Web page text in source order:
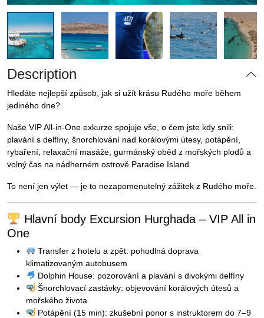
Description
Hledáte nejlepší způsob, jak si užít krásu Rudého moře během
jediného dne?
Naše VIP All-in-One exkurze spojuje vše, o čem jste kdy snili:
plavání s delfíny, šnorchlování nad korálovými útesy, potápění,
rybaření, relaxační masáže, gurmánský oběd z mořských plodů a
volný čas na nádherném ostrově Paradise Island.
To není jen výlet — je to nezapomenutelný zážitek z Rudého moře.
Hlavní body Excursion Hurghada – VIP All in
One
Transfer z hotelu a zpět: pohodlná doprava
klimatizovaným autobusem
Dolphin House: pozorování a plavání s divokými delfíny
Šnorchlovací zastávky: objevování korálových útesů a
mořského života
Potápění (15 min): zkušební ponor s instruktorem do 7–9